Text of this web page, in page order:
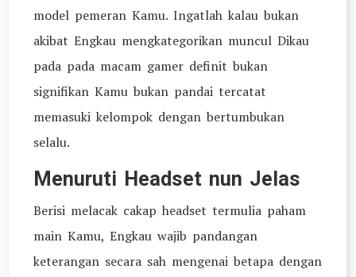
model pemeran Kamu. Ingatlah kalau bukan
akibat Engkau mengkategorikan muncul Dikau
pada pada macam gamer definit bukan
signifikan Kamu bukan pandai tercatat
memasuki kelompok dengan bertumbukan
selalu.
Menuruti Headset nun Jelas
Berisi melacak cakap headset termulia paham
main Kamu, Engkau wajib pandangan
keterangan secara sah mengenai betapa dengan